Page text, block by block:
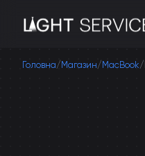
Головна/ Магазин/ MacBook/